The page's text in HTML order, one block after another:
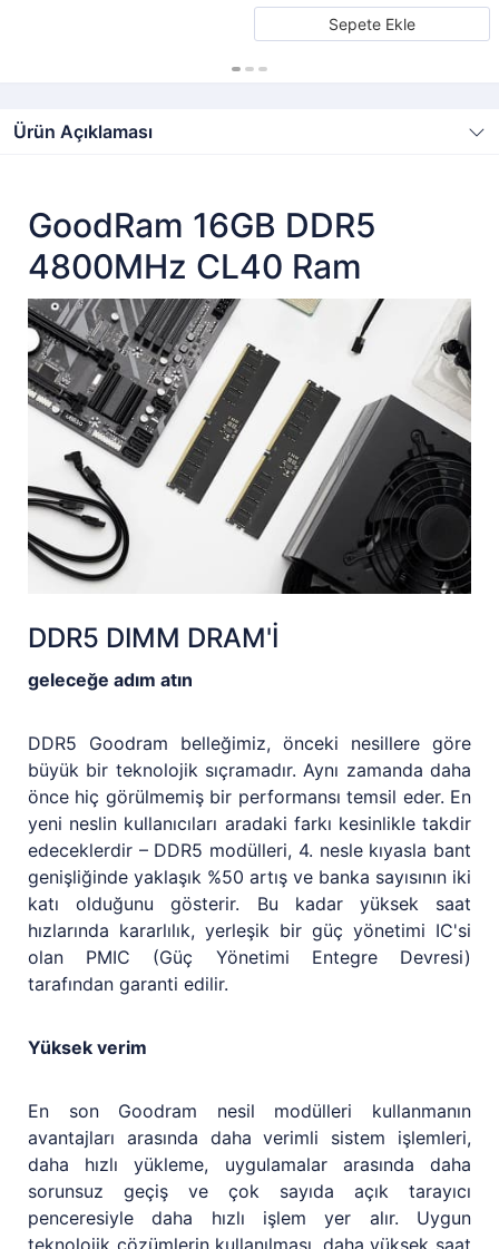
Sepete Ekle
Ürün Açıklaması
GoodRam 16GB DDR5
4800MHz CL40 Ram
DDR5 DIMM DRAM'İ
geleceğe adım atın
DDR5 Goodram belleğimiz, önceki nesillere göre
büyük bir teknolojik sıçramadır. Aynı zamanda daha
önce hiç görülmemiş bir performansı temsil eder. En
yeni neslin kullanıcıları aradaki farkı kesinlikle takdir
edeceklerdir – DDR5 modülleri, 4. nesle kıyasla bant
genişliğinde yaklaşık %50 artış ve banka sayısının iki
katı olduğunu gösterir. Bu kadar yüksek saat
hızlarında kararlılık, yerleşik bir güç yönetimi IC'si
olan PMIC (Güç Yönetimi Entegre Devresi)
tarafından garanti edilir.
Yüksek verim
En son Goodram nesil modülleri kullanmanın
avantajları arasında daha verimli sistem işlemleri,
daha hızlı yükleme, uygulamalar arasında daha
sorunsuz geçiş ve çok sayıda açık tarayıcı
penceresiyle daha hızlı işlem yer alır. Uygun